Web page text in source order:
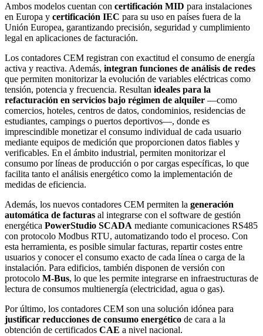
Ambos modelos cuentan con certificación MID para instalaciones
en Europa y certificación IEC para su uso en países fuera de la
Unión Europea, garantizando precisión, seguridad y cumplimiento
legal en aplicaciones de facturación.
Los contadores CEM registran con exactitud el consumo de energía
activa y reactiva. Además, integran funciones de análisis de redes
que permiten monitorizar la evolución de variables eléctricas como
tensión, potencia y frecuencia. Resultan ideales para la
refacturación en servicios bajo régimen de alquiler —como
comercios, hoteles, centros de datos, condominios, residencias de
estudiantes, campings o puertos deportivos—, donde es
imprescindible monetizar el consumo individual de cada usuario
mediante equipos de medición que proporcionen datos fiables y
verificables. En el ámbito industrial, permiten monitorizar el
consumo por líneas de producción o por cargas específicas, lo que
facilita tanto el análisis energético como la implementación de
medidas de eficiencia.
Además, los nuevos contadores CEM permiten la generación
automática de facturas al integrarse con el software de gestión
energética PowerStudio SCADA mediante comunicaciones RS485
con protocolo Modbus RTU, automatizando todo el proceso. Con
esta herramienta, es posible simular facturas, repartir costes entre
usuarios y conocer el consumo exacto de cada línea o carga de la
instalación. Para edificios, también disponen de versión con
protocolo M-Bus, lo que les permite integrarse en infraestructuras de
lectura de consumos multienergía (electricidad, agua o gas).
justificar reducciones de consumo energético de cara a la
obtención de certificados CAE a nivel nacional.